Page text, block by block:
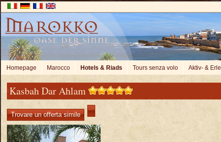
Homepage Marocco Hotels & Riads Tours senza volo Aktiv- &
Kasbah Dar Ahlam
Trovare un offerta simile